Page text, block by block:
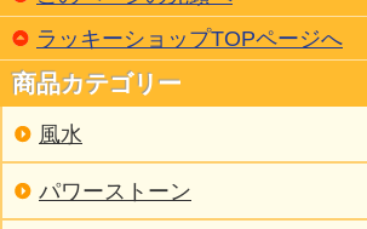
ラッキーショップTOPページへ
商品カテゴリー
風水
パワーストーン